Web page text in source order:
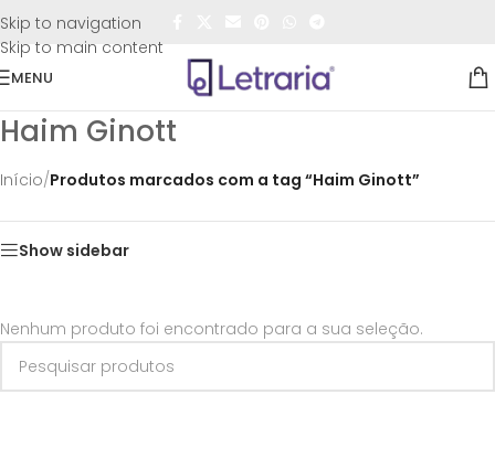
Skip to navigation
Skip to main content
FRETE GRÁTIS
MENU
Haim Ginott
Início/Produtos marcados com a tag “Haim Ginott”
Show sidebar
Nenhum produto foi encontrado para a sua seleção.